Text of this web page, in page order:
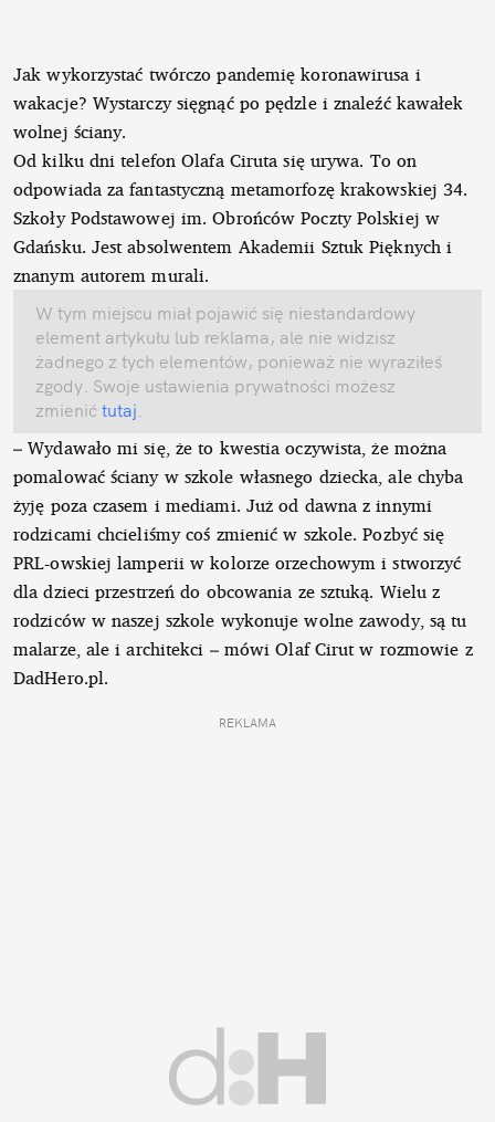
Jak wykorzystać twórczo pandemię koronawirusa i
wakacje? Wystarczy sięgnąć po pędzle i znaleźć kawałek
wolnej ściany.
Od kilku dni telefon Olafa Ciruta się urywa. To on
odpowiada za fantastyczną metamorfozę krakowskiej 34.
Szkoły Podstawowej im. Obrońców Poczty Polskiej w
Gdańsku. Jest absolwentem Akademii Sztuk Pięknych i
znanym autorem murali.
W tym miejscu miał pojawić się niestandardowy
element artykułu lub reklama, ale nie widzisz
żadnego z tych elementów, ponieważ nie wyraziłeś
zgody. Swoje ustawienia prywatności możesz
zmienić tutaj
– Wydawało mi się, że to kwestia oczywista, że można
pomalować ściany w szkole własnego dziecka, ale chyba
żyję poza czasem i mediami. Już od dawna z innymi
rodzicami chcieliśmy coś zmienić w szkole. Pozbyć się
PRL-owskiej lamperii w kolorze orzechowym i stworzyć
dla dzieci przestrzeń do obcowania ze sztuką. Wielu z
rodziców w naszej szkole wykonuje wolne zawody, są tu
malarze, ale i architekci – mówi Olaf Cirut w rozmowie z
DadHero.pl.
REKLAMA